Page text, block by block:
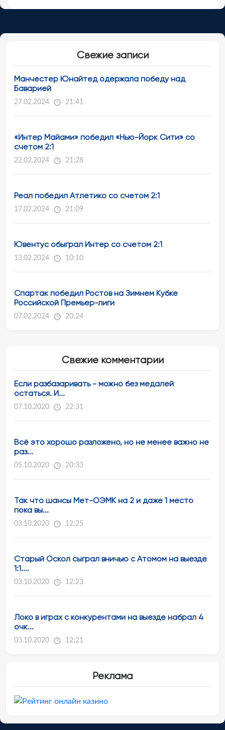
Свежие записи
Манчестер Юнайтед одержала победу над
Баварией
27.02.2024 21:41
«Интер Майами» победил «Нью-Йорк Сити» со
счетом 2:1
22.02.2024 21:28
Реал победил Атлетико со счетом 2:1
17.02.2024 21:09
Ювентус обыграл Интер со счетом 2:1
13.02.2024 10:10
Спартак победил Ростов на Зимнем Кубке
Российской Премьер-лиги
07.02.2024 20:24
Свежие комментарии
Если разбазаривать - можно без медалей
остаться. И...
07.10.2020 22:31
Всё это хорошо разложено, но не менее важно не
раз...
05.10.2020 20:33
Так что шансы Мет-ОЭМК на 2 и даже 1 место
пока вы...
03.10.2020 12:25
Старый Оскол сыграл вничью с Атомом на выезде
1:1....
03.10.2020 12:23
Локо в играх с конкурентами на выезде набрал 4
очк...
03.10.2020 12:21
Реклама